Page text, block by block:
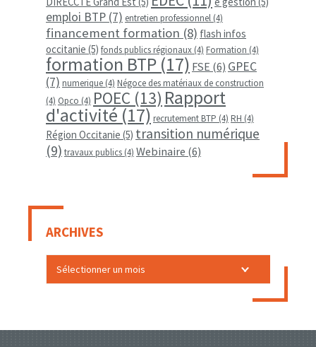
emploi BTP (7) entretien professionnel (4)
financement formation (8) flash infos
occitanie (5) fonds publics régionaux (4) Formation (4)
formation BTP (17) FSE (6) GPEC
(7) numerique (4) Négoce des matériaux de construction
(4) Opco (4) POEC (13) Rapport
d'activité (17) recrutement BTP (4) RH (4)
Région Occitanie (5) transition numérique
(9) travaux publics (4) Webinaire (6)
ARCHIVES